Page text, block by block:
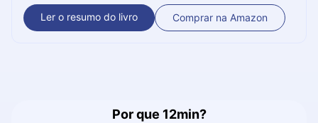
embasados. Com intelecto afiado, o autor demonstra que
as religiões alimentam a guerra, incentivam o fanatismo e
você, está pronto para 12 minutos de reflexão e
Ler o resumo do livro Comprar na Amazon
Por que 12min?